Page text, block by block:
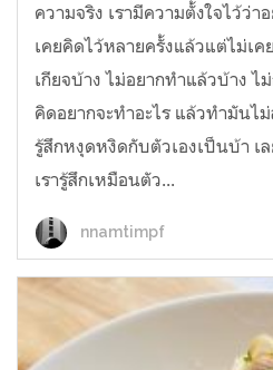
ความจริง เรามีความตั้งใจไว้ว่า
เคยคิดไว้หลายครั้งแล้วแต่ไม่เค
เกียจบ้าง ไม่อยากทำแล้วบ้าง ไ
คิดอยากจะทำอะไร แล้วทำมันไ
รู้สึกหงุดหงิดกับตัวเองเป็นบ้า เ
เรารู้สึกเหมือนตัว...
nnamtimpf